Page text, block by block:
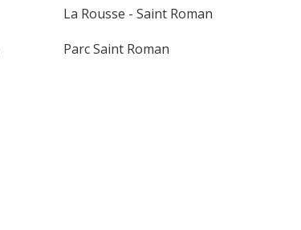
La Rousse - Saint Roman
Parc Saint Roman